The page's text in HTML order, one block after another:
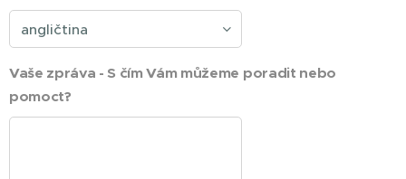
Vaše zpráva - S čím Vám můžeme poradit nebo
pomoct?